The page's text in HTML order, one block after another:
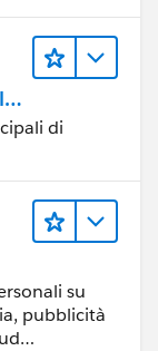
di
su
pubblicità